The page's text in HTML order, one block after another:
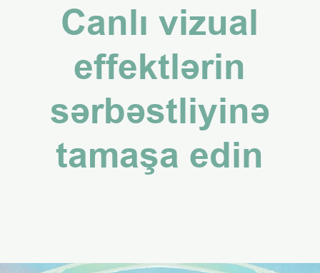
Canlı vizual
effektlərin
sərbəstliyinə
tamaşa edin